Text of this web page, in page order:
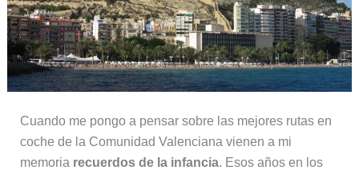
Cuando me pongo a pensar sobre las mejores rutas en
coche de la Comunidad Valenciana vienen a mi
memoria recuerdos de la infancia. Esos años en los